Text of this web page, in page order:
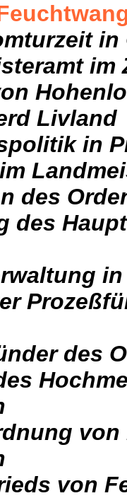
in
Livland
in
des
des
des
von